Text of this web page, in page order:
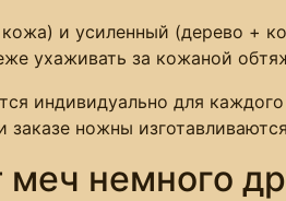
и усиленный (дерево +
ухаживать за кожаной
индивидуально для
заказе ножны
немного